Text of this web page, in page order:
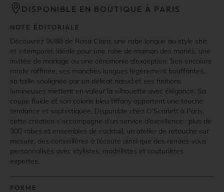
DISPONIBLE EN BOUTIQUE À PARIS
NOTE ÉDITORIALE
Découvrez 9U88 de Rosa Clara, une robe longue au style chic
et intemporel, idéale pour une robe de maman des mariés, une
invitée de mariage ou une cérémonie d’exception. Son encolure
ronde raffinée, ses manches longues légèrement bouffantes,
sa taille soulignée par un délicat nœud et ses finitions
lumineuses mettent en valeur la silhouette avec élégance. Sa
coupe fluide et son coloris bleu tiffany apportent une touche
tendance et sophistiquée. Disponible chez O’Scarlett à Paris,
cette création s’accompagne d’un service d’excellence : plus de
300 robes et ensembles de cocktail, un atelier de retouche sur
mesure, des conseillères à l’écoute ainsi que des rendez-vous
personnalisés avec stylistes, modélistes et couturières
expertes.
FORME